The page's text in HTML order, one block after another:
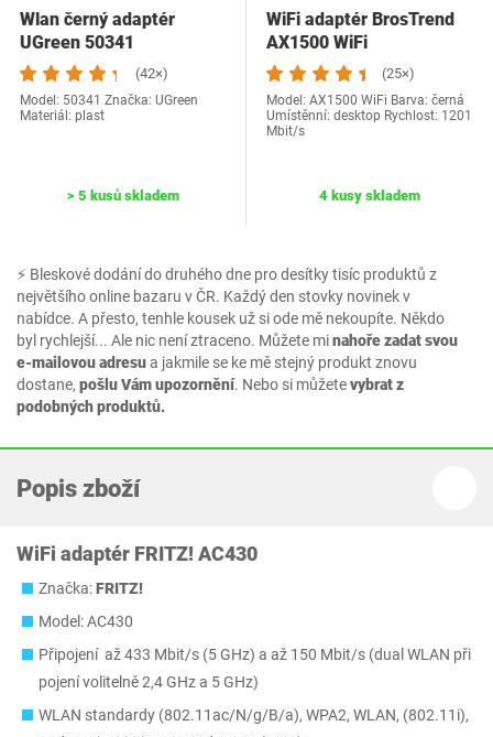
⚡ Bleskové dodání do druhého dne pro desítky tisíc produktů z
největšího online bazaru v ČR. Každý den stovky novinek v
nabídce. A přesto, tenhle kousek už si ode mě nekoupíte. Někdo
byl rychlejší... Ale nic není ztraceno. Můžete minahoře zadat svou
e-mailovou adresua jakmile se ke mě stejný produkt znovu
dostane, pošlu Vám upozornění. Nebo si můžetevybrat z
podobných produktů.
Wlan černý adaptér
UGreen 50341
(42×)
Model: 50341 Značka: UGreen
Materiál: plast
> 5 kusů skladem
WiFi adaptér BrosTrend
AX1500 WiFi
(25×)
Model: AX1500 WiFi Barva: černá
Umístěnní: desktop Rychlost: 1201
Mbit/s
4 kusy skladem
Popis zboží
WiFi adaptér FRITZ! AC430
Značka:FRITZ!
Model: AC430
Připojení až 433 Mbit/s (5 GHz) a až 150 Mbit/s (dual WLAN při
pojení volitelně 2,4 GHz a 5 GHz)
WLAN standardy (802.11ac/N/g/B/a), WPA2, WLAN, (802.11i),